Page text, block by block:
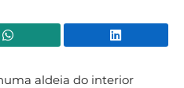
WhatsApp
aldeia do interior